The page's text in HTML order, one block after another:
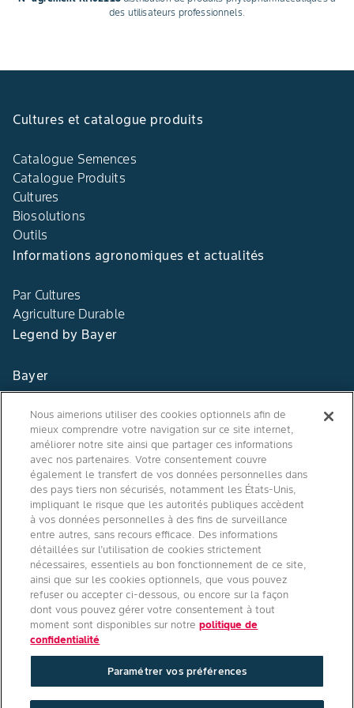
des utilisateurs professionnels.
Cultures et catalogue produits
Catalogue Semences
Catalogue Produits
Cultures
Biosolutions
Outils
Informations agronomiques et actualités
Par Cultures
Agriculture Durable
Legend by Bayer
Bayer
Contact
Qui sommes nous ?
Agro Bayer
France
Suivez-nous
Nous aimerions utiliser des cookies optionnels afin de
mieux comprendre votre navigation sur ce site internet,
améliorer notre site ainsi que partager ces informations
avec nos partenaires. Votre consentement couvre
également le transfert de vos données personnelles dans
des pays tiers non sécurisés, notamment les États-Unis,
impliquant le risque que les autorités publiques accèdent
à vos données personnelles à des fins de surveillance
entre autres, sans recours efficace. Des informations
détaillées sur l’utilisation de cookies strictement
nécessaires, essentiels au bon fonctionnement de ce site,
ainsi que sur les cookies optionnels, que vous pouvez
refuser ou accepter ci-dessous, ou encore sur la façon
dont vous pouvez gérer votre consentement à tout
moment sont disponibles sur notrepolitique de
confidentialité
Paramétrer vos préférences